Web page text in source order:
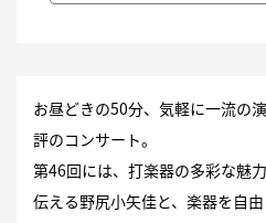
お昼どきの50分、気軽に一流の
評のコンサート。
第46回には、打楽器の多彩な魅
伝える野尻小矢佳と、楽器を自